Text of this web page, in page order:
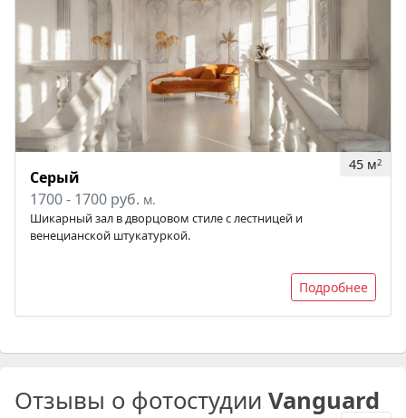
45 м2
Серый
1700 - 1700 руб. м.
Шикарный зал в дворцовом стиле с лестницей и
венецианской штукатуркой.
Подробнее
Отзывы о фотостудии Vanguard